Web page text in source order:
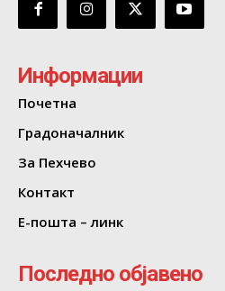
Информации
Почетна
Градоначалник
За Пехчево
Контакт
Е-пошта – линк
Последно објавено